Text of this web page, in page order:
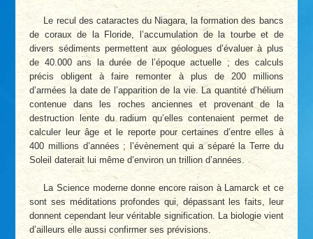
Le recul des cataractes du Niagara, la formation des bancs
de coraux de la Floride, l’accumulation de la tourbe et de
divers sédiments permettent aux géologues d’évaluer à plus
de 40.000 ans la durée de l’époque actuelle ; des calculs
précis obligent à faire remonter à plus de 200 millions
d’armées la date de l’apparition de la vie. La quantité d’hélium
contenue dans les roches anciennes et provenant de la
destruction lente du radium qu’elles contenaient permet de
calculer leur âge et le reporte pour certaines d’entre elles à
400 millions d’années ; l’évènement qui a séparé la Terre du
Soleil daterait lui­ même d’environ un trillion d’années.
La Science moderne donne encore raison à Lamarck et ce
sont ses méditations profondes qui, dépassant les faits, leur
donnent cependant leur véritable signification. La biologie vient
d’ailleurs elle aussi confirmer ses prévisions.